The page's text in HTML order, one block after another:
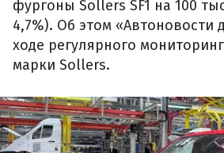
фургоны Sollers SF1 на 100
4,7%). Об этом «Автоновости
ходе регулярного
марки Sollers.